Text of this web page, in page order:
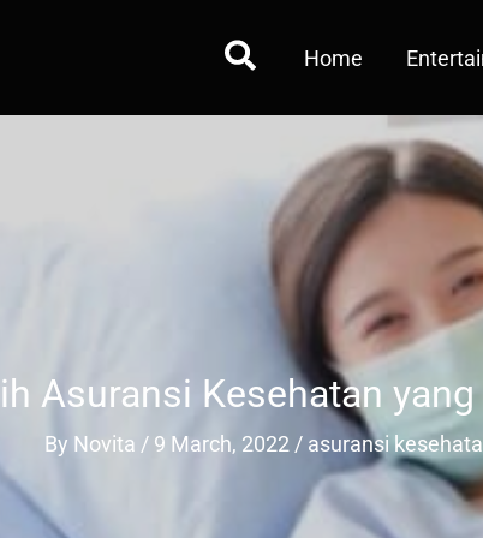
Home
Asuransi Kesehatan
By Novita / 9 March, 2022 / asuransi